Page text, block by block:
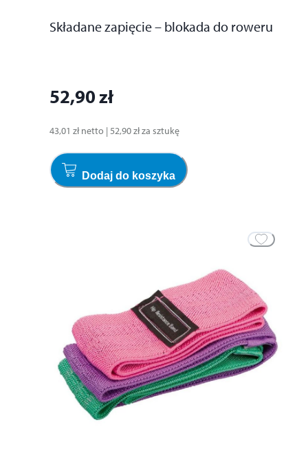
Składane zapięcie – blokada do roweru
52,90 zł
43,01 zł netto | 52,90 złza sztukę
Dodaj do koszyka